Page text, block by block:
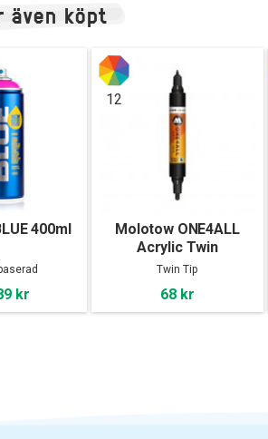
även köpt
400ml
kr
12
Molotow ONE4ALL
Acrylic Twin
Twin Tip
68 kr